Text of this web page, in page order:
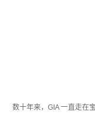
数十年来，GIA 一直走在